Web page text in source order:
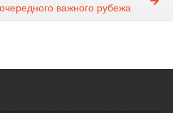
важного рубежа